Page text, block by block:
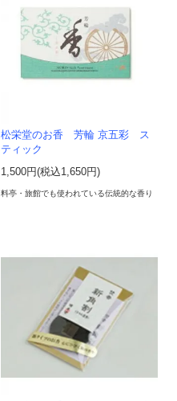
松栄堂のお香 芳輪 京五彩 ス
ティック
1,500円(税込1,650円)
料亭・旅館でも使われている伝統的な香り